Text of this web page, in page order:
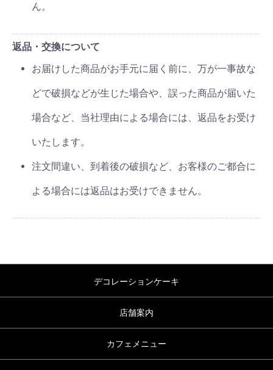
ん。
返品・交換について
お届けした商品がお手元に届く前に、万が一事故な
どで破損などが生じた場合や、誤った商品が届いた
場合など、当社理由による場合には、返品をお受け
いたします。
注文間違い、到着後の破損など、お客様のご都合に
よる場合には返品はお受けできません。
デコレーションケーキ
店舗案内
カフェメニュー